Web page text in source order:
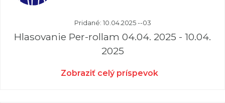
Pridané: 10.04.2025 --03
Hlasovanie Per-rollam 04.04. 2025 - 10.04.
2025
Zobraziť celý príspevok